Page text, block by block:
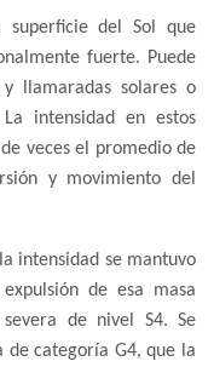
del Sol que
fuerte. Puede
y llamaradas solares o
intensidad en estos
veces el promedio de
y movimiento del
intensidad se mantuvo
de esa masa
de nivel S4. Se
categoría G4, que la